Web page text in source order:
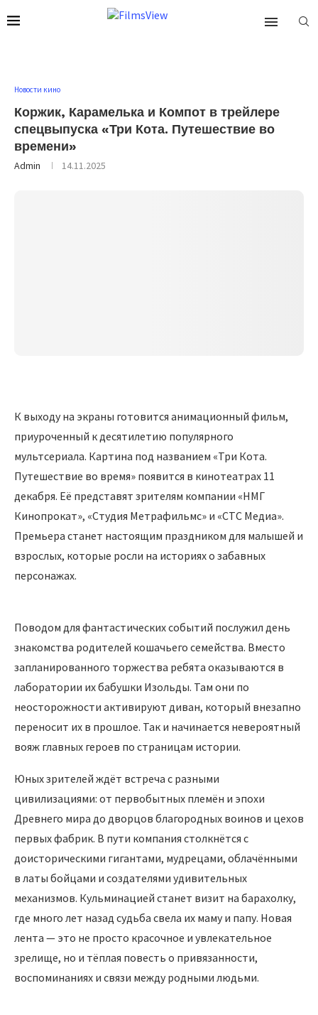
Новости кино
Коржик, Карамелька и Компот в трейлере
спецвыпуска «Три Кота. Путешествие во
времени»
Admin 14.11.2025
К выходу на экраны готовится анимационный фильм,
приуроченный к десятилетию популярного
мультсериала. Картина под названием «Три Кота.
Путешествие во время» появится в кинотеатрах 11
декабря. Её представят зрителям компании «НМГ
Кинопрокат», «Студия Метрафильмс» и «СТС Медиа».
Премьера станет настоящим праздником для малышей и
взрослых, которые росли на историях о забавных
персонажах.
Поводом для фантастических событий послужил день
знакомства родителей кошачьего семейства. Вместо
запланированного торжества ребята оказываются в
лаборатории их бабушки Изольды. Там они по
неосторожности активируют диван, который внезапно
переносит их в прошлое. Так и начинается невероятный
вояж главных героев по страницам истории.
Юных зрителей ждёт встреча с разными
цивилизациями: от первобытных племён и эпохи
Древнего мира до дворцов благородных воинов и цехов
первых фабрик. В пути компания столкнётся с
доисторическими гигантами, мудрецами, облачёнными
в латы бойцами и создателями удивительных
механизмов. Кульминацией станет визит на барахолку,
где много лет назад судьба свела их маму и папу. Новая
лента — это не просто красочное и увлекательное
зрелище, но и тёплая повесть о привязанности,
воспоминаниях и связи между родными людьми.